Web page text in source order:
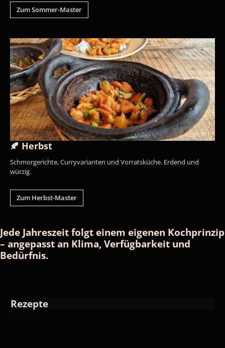
Zum Sommer-Master
🍂 Herbst
Schmorgerichte, Curryvarianten und Vorratsküche. Erdend und
würzig.
Zum Herbst-Master
Jede Jahreszeit folgt einem eigenen Kochprinzip
– angepasst an Klima, Verfügbarkeit und
Bedürfnis.
Rezepte